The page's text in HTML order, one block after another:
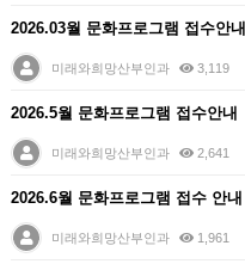
2026.03월 문화프로그램 접수안내
미래와희망산부인과 3,119
2026.5월 문화프로그램 접수안내
미래와희망산부인과 2,641
2026.6월 문화프로그램 접수 안내
미래와희망산부인과 1,961